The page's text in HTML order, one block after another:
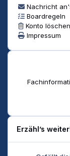
Nachricht
Boardregeln
Konto löschen
Impressum
Erzähl’s